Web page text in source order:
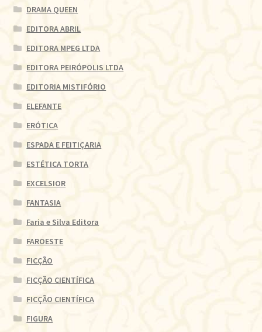
DRAMA QUEEN
EDITORA ABRIL
EDITORA MPEG LTDA
EDITORA PEIRÓPOLIS LTDA
EDITORIA MISTIFÓRIO
ELEFANTE
ERÓTICA
ESPADA E FEITIÇARIA
ESTÉTICA TORTA
EXCELSIOR
FANTASIA
Faria e Silva Editora
FAROESTE
FICÇÃO
FICÇÃO CIENTÍFICA
FICÇÃO CIENTÍFICA
FIGURA